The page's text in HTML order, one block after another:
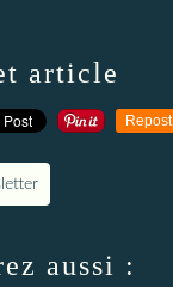
article
Repost
aussi :